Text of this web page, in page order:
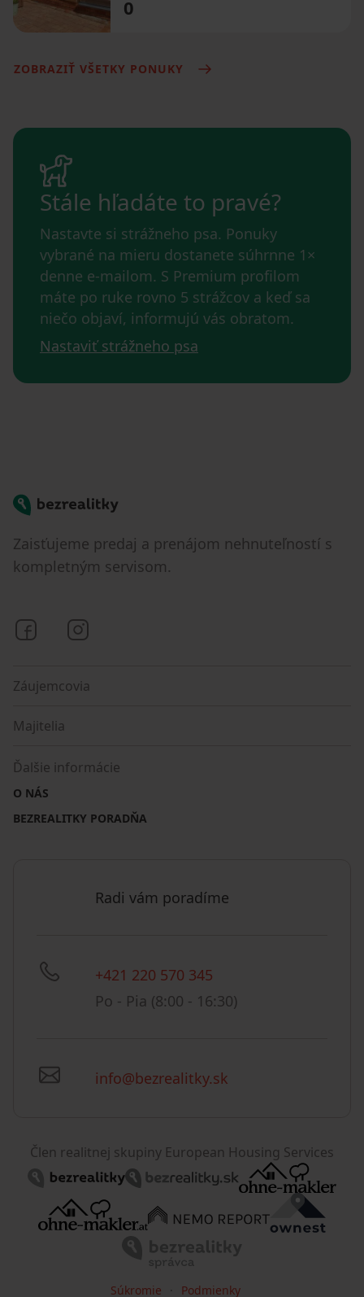
0
ZOBRAZIŤ VŠETKY PONUKY
Stále hľadáte to pravé?
Nastavte si strážneho psa. Ponuky
vybrané na mieru dostanete súhrnne 1×
denne e-mailom. S Premium profilom
máte po ruke rovno 5 strážcov a keď sa
niečo objaví, informujú vás obratom.
Nastaviť strážneho psa
Bezrealitky
Zaisťujeme predaj a prenájom nehnuteľností s
kompletným servisom.
Bezrealitky na Facebooku
Záujemcovia
Majitelia
Ďalšie informácie
O NÁS
BEZREALITKY PORADŇA
Radi vám poradíme
+421 220 570 345
Po - Pia (8:00 - 16:30)
info@bezrealitky.sk
Člen realitnej skupiny European Housing Services
Súkromie Podmienky